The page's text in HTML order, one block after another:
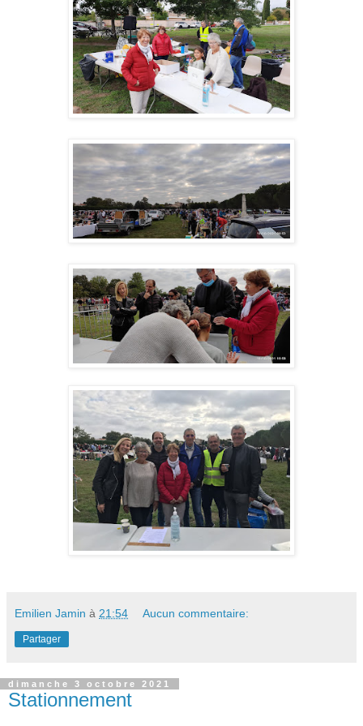
Emilien Jamin à 21:54 Aucun commentaire:
Partager
dimanche 3 octobre 2021
Stationnement